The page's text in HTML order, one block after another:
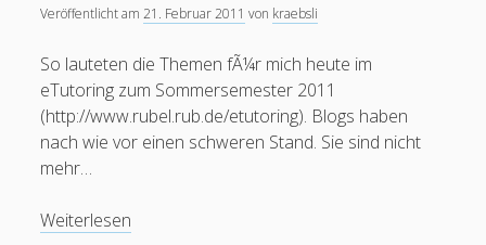
Veröffentlicht am21. Februar 2011 von kraebsli
So lauteten die Themen fÃ¼r mich heute im
eTutoring zum Sommersemester 2011
(http://www.rubel.rub.de/etutoring). Blogs haben
nach wie vor einen schweren Stand. Sie sind nicht
mehr…
Weiterlesen